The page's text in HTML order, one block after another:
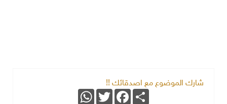
شارك الموضوع مع اصدقائك !!
Share
Facebook
Twitter
WhatsApp